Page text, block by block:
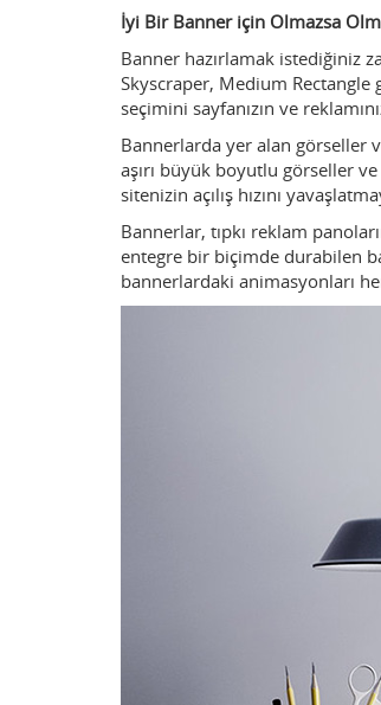
İyi Bir Banner için Olmazsa
Banner hazırlamak istediğiniz
Skyscraper, Medium
seçimini sayfanızın ve
Bannerlarda yer alan görseller
aşırı büyük boyutlu görseller
sitenizin açılış hızını
Bannerlar, tıpkı reklam
entegre bir biçimde durabilen
bannerlardaki animasyonları